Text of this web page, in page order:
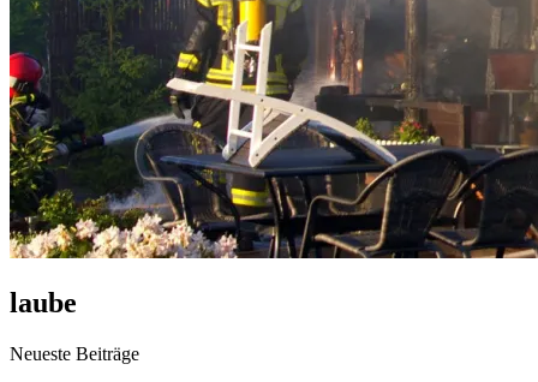
laube
Neueste Beiträge